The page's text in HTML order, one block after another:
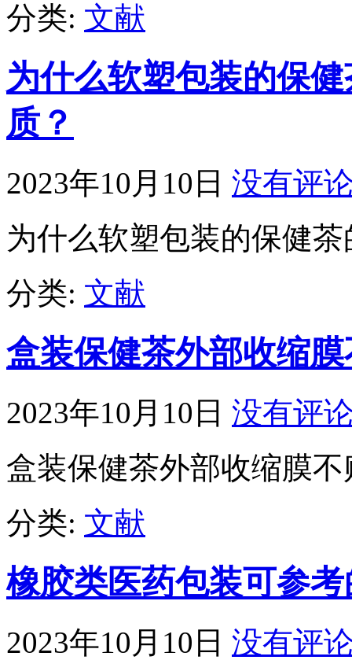
分类: 文献
为什么软塑包装的保
质？
2023年10月10日 没有评
为什么软塑包装的保健
分类: 文献
盒装保健茶外部收缩
2023年10月10日 没有评
盒装保健茶外部收缩膜
分类: 文献
橡胶类医药包装可参
2023年10月10日 没有评